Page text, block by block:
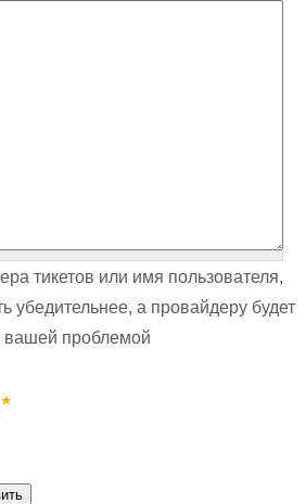
тикетов или имя пользователя,
убедительнее, а провайдеру будет
вашей проблемой
*